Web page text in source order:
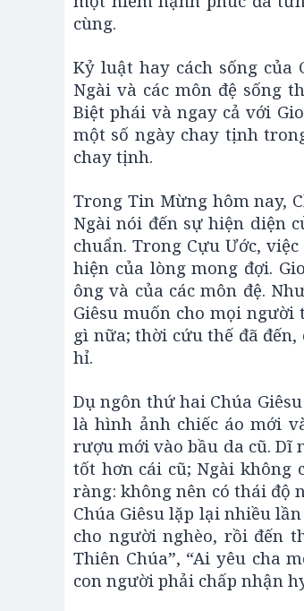
cùng.
Kỷ luật hay cách sống của
Ngài và các môn đệ sống
Biệt phái và ngay cả với
một số ngày chay tịnh
chay tịnh.
Trong Tin Mừng hôm nay,
Ngài nói đến sự hiện diện
chuẩn. Trong Cựu Ước,
hiện của lòng mong đợi.
ông và của các môn đệ.
Giêsu muốn cho mọi
gì nữa; thời cứu thế đã
hỉ.
Dụ ngôn thứ hai Chúa
là hình ảnh chiếc áo mới
rượu mới vào bầu da cũ. Dĩ
tốt hơn cái cũ; Ngài không
ràng: không nên có thái độ
Chúa Giêsu lặp lại nhiều
cho người nghèo, rồi đến
Thiên Chúa”, “Ai yêu cha
con người phải chấp nhận